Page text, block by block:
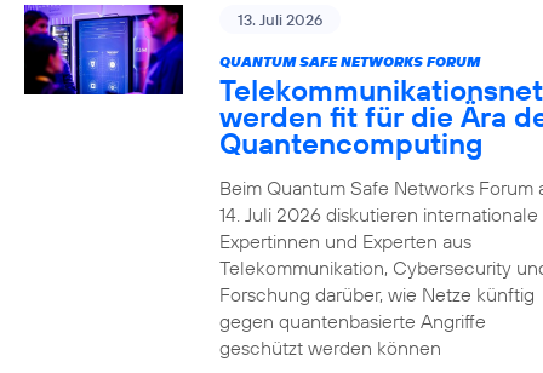
13. Juli 2026
QUANTUM SAFE NETWORKS FORUM
werden fit für die Ära
Quantencomputing
Beim Quantum Safe Networks Forum
14. Juli 2026 diskutieren internationale
Expertinnen und Experten aus
Telekommunikation, Cybersecurity
Forschung darüber, wie Netze künftig
gegen quantenbasierte Angriffe
geschützt werden können